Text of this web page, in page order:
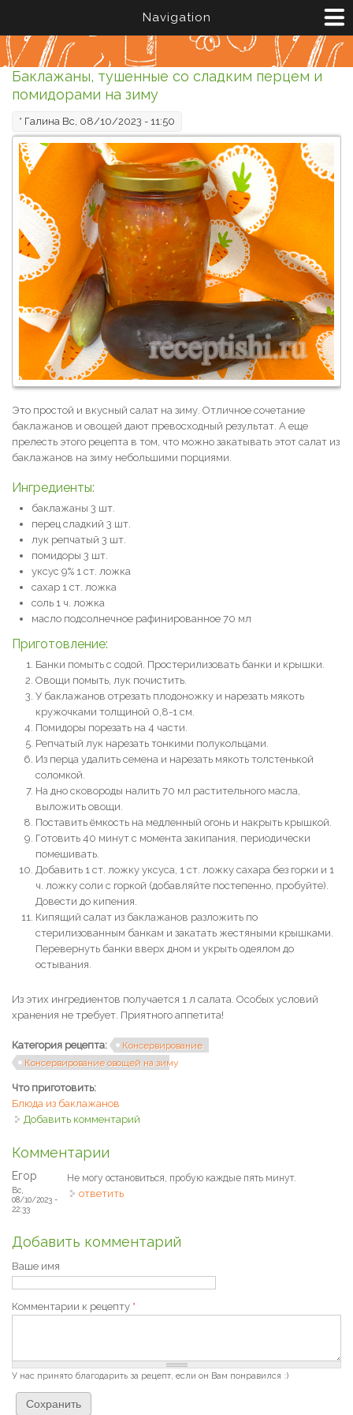
Navigation
Баклажаны, тушенные со сладким перцем и
помидорами на зиму
* Галина Вс, 08/10/2023 - 11:50
Это простой и вкусный салат на зиму. Отличное сочетание
баклажанов и овощей дают превосходный результат. А еще
прелесть этого рецепта в том, что можно закатывать этот салат из
баклажанов на зиму небольшими порциями.
Ингредиенты:
баклажаны 3 шт.
перец сладкий 3 шт.
лук репчатый 3 шт.
помидоры 3 шт.
уксус 9% 1 ст. ложка
сахар 1 ст. ложка
соль 1 ч. ложка
масло подсолнечное рафинированное 70 мл
Приготовление:
Банки помыть с содой. Простерилизовать банки и крышки.
Овощи помыть, лук почистить.
У баклажанов отрезать плодоножку и нарезать мякоть
кружочками толщиной 0,8-1 см.
Помидоры порезать на 4 части.
Репчатый лук нарезать тонкими полукольцами.
Из перца удалить семена и нарезать мякоть толстенькой
соломкой.
На дно сковороды налить 70 мл растительного масла,
выложить овощи.
Поставить ёмкость на медленный огонь и накрыть крышкой.
Готовить 40 минут с момента закипания, периодически
помешивать.
Добавить 1 ст. ложку уксуса, 1 ст. ложку сахара без горки и 1
ч. ложку соли с горкой (добавляйте постепенно, пробуйте).
Довести до кипения.
Кипящий салат из баклажанов разложить по
стерилизованным банкам и закатать жестяными крышками.
Перевернуть банки вверх дном и укрыть одеялом до
остывания.
Из этих ингредиентов получается 1 л салата. Особых условий
хранения не требует. Приятного аппетита!
Категория рецепта:
Консервирование
Консервирование овощей на зиму
Что приготовить:
Блюда из баклажанов
Добавить комментарий
Комментарии
Егор
Вс,
08/10/2023 -
22:33
Не могу остановиться, пробую каждые пять минут.
ответить
Добавить комментарий
Ваше имя
Комментарии к рецепту *
У нас принято благодарить за рецепт, если он Вам понравился :)